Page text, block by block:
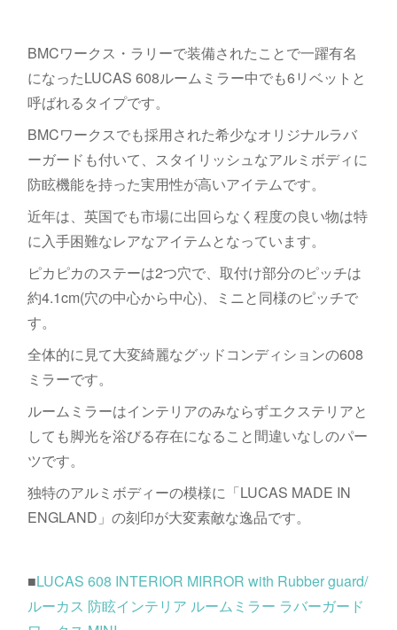
BMCワークス・ラリーで装備されたことで一躍有名
になったLUCAS 608ルームミラー中でも6リベットと
呼ばれるタイプです。
BMCワークスでも採用された希少なオリジナルラバ
ーガードも付いて、スタイリッシュなアルミボディに
防眩機能を持った実用性が高いアイテムです。
近年は、英国でも市場に出回らなく程度の良い物は特
に入手困難なレアなアイテムとなっています。
ピカピカのステーは2つ穴で、取付け部分のピッチは
約4.1cm(穴の中心から中心)、ミニと同様のピッチで
す。
全体的に見て大変綺麗なグッドコンディションの608
ミラーです。
ルームミラーはインテリアのみならずエクステリアと
しても脚光を浴びる存在になること間違いなしのパー
ツです。
独特のアルミボディーの模様に「LUCAS MADE IN
ENGLAND」の刻印が大変素敵な逸品です。
■LUCAS 608 INTERIOR MIRROR with Rubber guard/
ルーカス 防眩インテリア ルームミラー ラバーガード